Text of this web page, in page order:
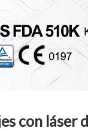
con láser